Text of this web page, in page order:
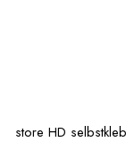
store HD